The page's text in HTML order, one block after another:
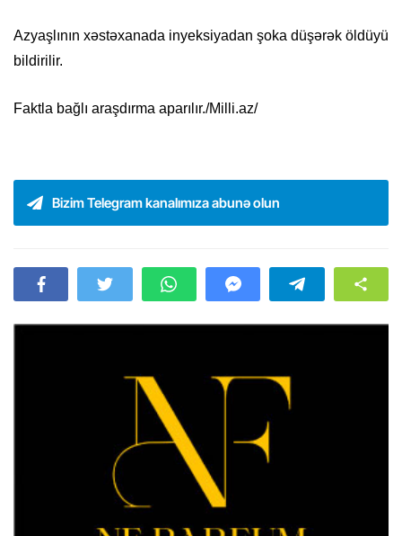
Azyaşlının xəstəxanada inyeksiyadan şoka düşərək öldüyü
bildirilir.
Faktla bağlı araşdırma aparılır./Milli.az/
Bizim Telegram kanalımıza abunə olun